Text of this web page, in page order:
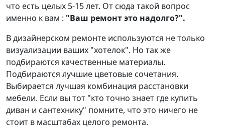
что есть целых 5-15 лет. От сюда такой вопрос
именно к вам : "Ваш ремонт это надолго?".
В дизайнерском ремонте используются не только
визуализации ваших "хотелок". Но так же
подбираются качественные материалы.
Подбираются лучшие цветовые сочетания.
Выбирается лучшая комбинация расстановки
мебели. Если вы тот "кто точно знает где купить
диван и сантехнику" помните, что это ничего не
стоит в масштабах целого ремонта.